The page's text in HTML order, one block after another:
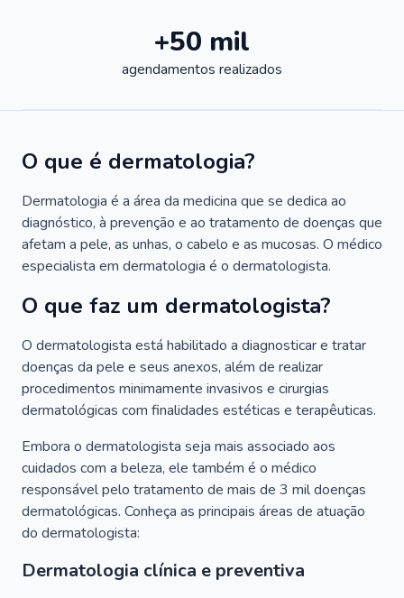
+50 mil
agendamentos realizados
O que é dermatologia?
Dermatologia é a área da medicina que se dedica ao
diagnóstico, à prevenção e ao tratamento de doenças que
afetam a pele, as unhas, o cabelo e as mucosas. O médico
especialista em dermatologia é o dermatologista.
O que faz um dermatologista?
O dermatologista está habilitado a diagnosticar e tratar
doenças da pele e seus anexos, além de realizar
procedimentos minimamente invasivos e cirurgias
dermatológicas com finalidades estéticas e terapêuticas.
Embora o dermatologista seja mais associado aos
cuidados com a beleza, ele também é o médico
responsável pelo tratamento de mais de 3 mil doenças
dermatológicas. Conheça as principais áreas de atuação
do dermatologista:
Dermatologia clínica e preventiva